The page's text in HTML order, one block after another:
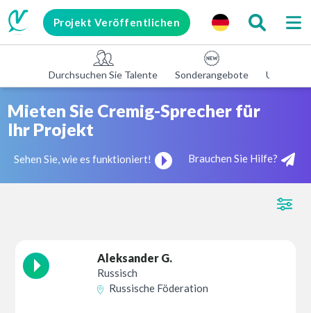
Projekt Veröffentlichen
Durchsuchen Sie Talente Sonderangebote
Mieten Sie Cremig-Sprecher für
Ihr Projekt
Sehen Sie, wie es funktioniert! Brauchen Sie Hilfe?
Aleksander G.
Russisch
Russische Föderation